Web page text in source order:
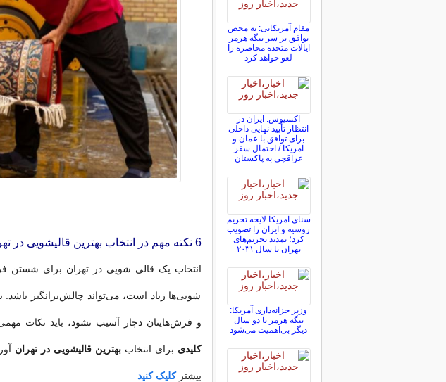
6 نکته مهم در انتخاب بهترین قالیشویی در تهران
انتخاب یک قالی شویی در تهران برای شستن
شویی‌ها زیاد است، می‌تواند چالش‌برانگیز باشد.
و فرش‌هایتان دچار آسیب نشود، باید نکات
کلیدی برای انتخاببهترین قالیشویی در تهران
بیشترکلیک کنید
مقام آمریکایی: به محض
توافق بر سر تنگه هرمز
ایالات متحده محاصره را
لغو خواهد کرد
اکسیوس: ایران در
انتظار تأیید نهایی داخلی
برای توافق با عمان و
آمریکا / احتمال سفر
عراقچی به پاکستان
سنای آمریکا لایحه تحریم
روسیه و ایران را تصویب
کرد؛ تمدید تحریم‌های
تهران تا سال ۲۰۳۱
وزیر خزانه‌داری آمریکا:
تنگه هرمز تا دو سال
دیگر بی‌اهمیت می‌شود